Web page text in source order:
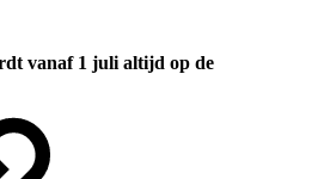
vanaf 1 juli altijd op de